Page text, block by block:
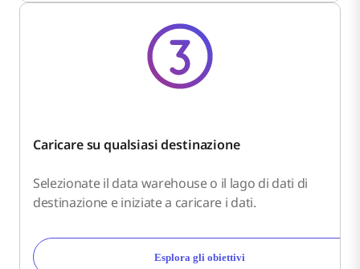
Caricare su qualsiasi destinazione
Selezionate il data warehouse o il lago di dati di
destinazione e iniziate a caricare i dati.
Esplora gli obiettivi